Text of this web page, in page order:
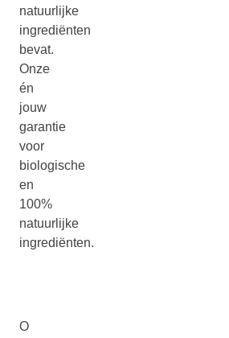
natuurlijke
ingrediënten
bevat.
Onze
én
jouw
garantie
voor
biologische
en
100%
natuurlijke
ingrediënten.
O